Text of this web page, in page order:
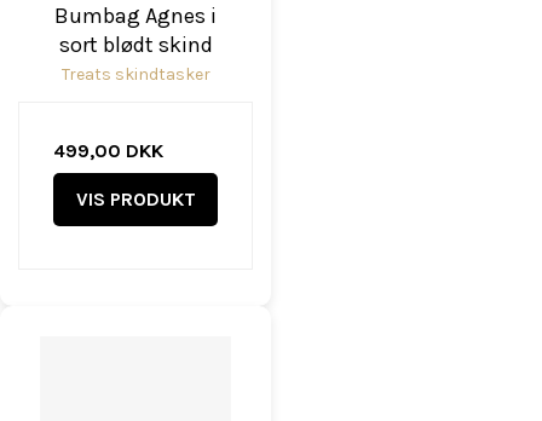
Bumbag Agnes i
sort blødt skind
Treats skindtasker
499,00 DKK
VIS PRODUKT